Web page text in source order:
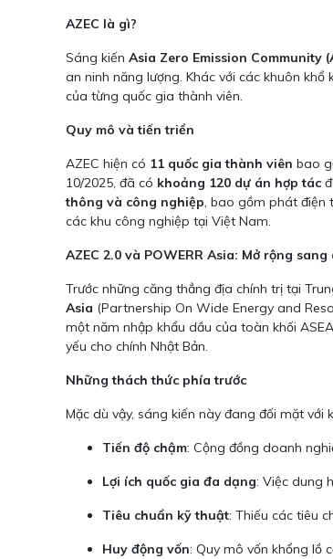
AZEC là gì?
Sáng kiến Asia Zero Emission Community
an ninh năng lượng. Khác với các khuôn
của từng quốc gia thành viên.
Quy mô và tiến triển
AZEC hiện có 11 quốc gia thành viên bao
10/2025, đã có khoảng 120 dự án hợp tác
thông và công nghiệp, bao gồm phát điện
các khu công nghiệp tại Việt Nam.
AZEC 2.0 và POWERR Asia: Mở rộng
Trước những căng thẳng địa chính trị tại
Asia (Partnership On Wide Energy and
một năm nhập khẩu dầu của toàn khối
yếu cho chính Nhật Bản.
Những thách thức phía trước
Mặc dù vậy, sáng kiến này đang đối mặt với
Tiến độ chậm: Cộng đồng doanh
Lợi ích quốc gia đa dạng: Việc dung
Tiêu chuẩn kỹ thuật: Thiếu các tiêu
Huy động vốn: Quy mô vốn khổng lồ